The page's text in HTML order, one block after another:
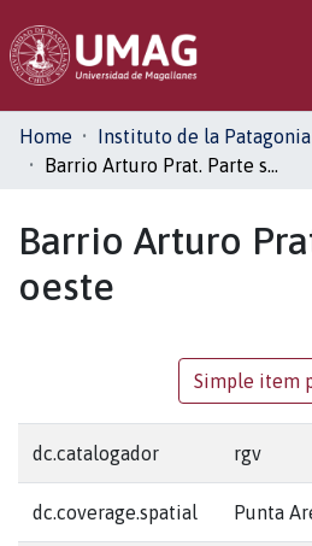
Communities
& Collections
Statistics
Home Instituto de la Patagonia
Barrio Arturo Prat. Parte sur oeste
Barrio Arturo
oeste
Simple item
dc.catalogador rgv
dc.coverage.spatial Punta